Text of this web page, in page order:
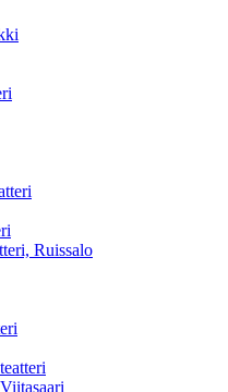
Ruissalo